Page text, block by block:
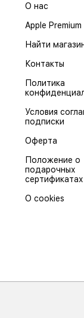
О нас
Apple
Найти
Контакты
Политика
Условия
подписки
Оферта
Положение о
подарочных
сертификатах
О cookies